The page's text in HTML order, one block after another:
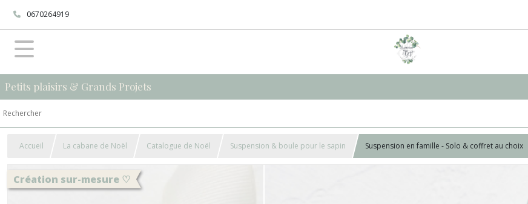
0670264919
Petits plaisirs & Grands Projets
Accueil La cabane de Noël Catalogue de Noël Suspension & boule pour le sapin Suspension en famille - Solo & coffret au choix
Création sur-mesure ♡